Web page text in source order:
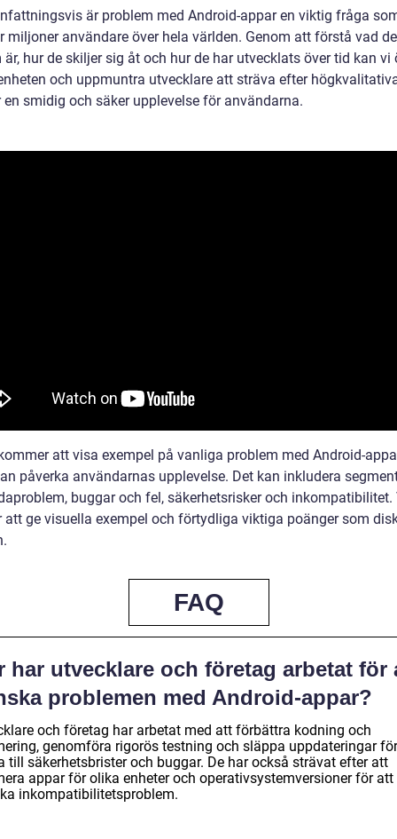
är problem med Android-appar en viktig fråga
miljoner användare över hela världen. Genom att förstå vad
är, hur de skiljer sig åt och hur de har utvecklats över tid kan vi
och uppmuntra utvecklare att sträva efter
en smidig och säker upplevelse för användarna.
att visa exempel på vanliga problem med Android-
påverka användarnas upplevelse. Det kan inkludera
buggar och fel, säkerhetsrisker och inkompatibilitet.
att ge visuella exempel och förtydliga viktiga poänger som
FAQ
har utvecklare och företag arbetat för
problemen med Android-appar?
och företag har arbetat med att förbättra kodning och
genomföra rigorös testning och släppa uppdateringar
till säkerhetsbrister och buggar. De har också strävat efter att
appar för olika enheter och operativsystemversioner för att
inkompatibilitetsproblem.